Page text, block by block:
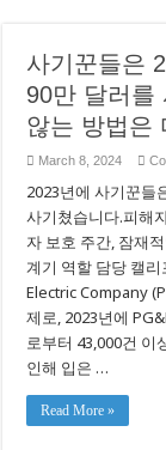
사기꾼들은
90만 달러를
않는 방법은
March 8, 2024
2023년에 사기꾼들
사기쳤습니다.피해
자 보호 주간, 잠재
계기 역할 담당 캘
Electric Company
제로, 2023년에
로부터 43,000건 이
인해 입은 …
Read More »